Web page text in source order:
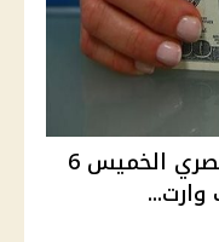
سعر الدولار مقابل الجنيه المصري الخميس 6